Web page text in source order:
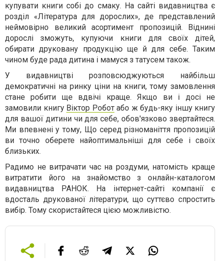
купувати книги собі до смаку. На сайті видавництва є
розділ «Література для дорослих», де представлений
неймовірно великий асортимент пропозицій. Віднині
дорослі зможуть, купуючи книги для своїх дітей,
обирати друковану продукцію ще й для себе. Таким
чином буде рада дитина і мамуся з татусем також.
У видавництві розповсюджуються найбільш
демократичні на ринку ціни на книги, тому замовлення
стане робити ще вдвічі краще. Якщо ви і досі не
замовили книгу Віктор Роботабо ж будь-яку іншу книгу
для вашої дитини чи для себе, обов'язково звертайтеся.
Ми впевнені у тому, Що серед різноманіття пропозицій
ви точно оберете найоптимальніші для себе і своїх
близьких.
Радимо не витрачати час на роздуми, натомість краще
витратити його на знайомство з онлайн-каталогом
видавництва РАНОК. На інтернет-сайті компанії є
вдосталь друкованої літератури, що суттєво спростить
вибір. Тому скористайтеся цією можливістю.